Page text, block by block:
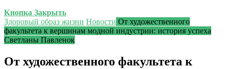
Кнопка Закрыть
Здоровый образ жизни Новости От художественного
факультета к вершинам модной индустрии: история успеха
Светланы Павленок
От художественного факультета к